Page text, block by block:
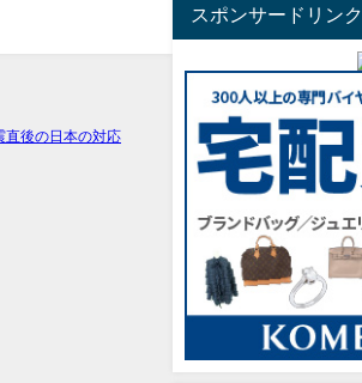
スポンサードリンク